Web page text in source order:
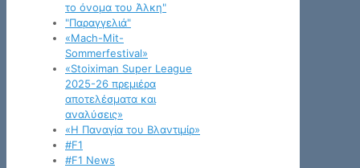
το όνομα του Άλκη"
"Παραγγελιά"
«Mach-Mit-
Sommerfestival»
«Stoiximan Super League
2025-26 πρεμιέρα
αποτελέσματα και
αναλύσεις»
«Η Παναγία του Βλαντιμίρ»
#F1
#F1 News